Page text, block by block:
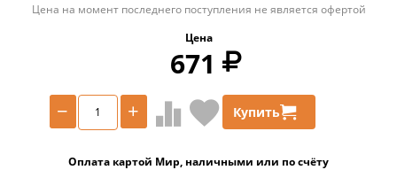
Цена на момент последнего поступления не является офертой
Цена
671
+
− Купить
Оплата картой Мир, наличными или по счёту